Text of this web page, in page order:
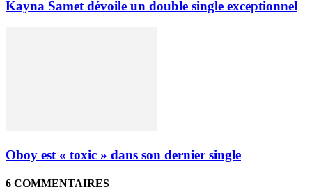
Kayna Samet dévoile un double single exceptionnel
Oboy est « toxic » dans son dernier single
6 COMMENTAIRES